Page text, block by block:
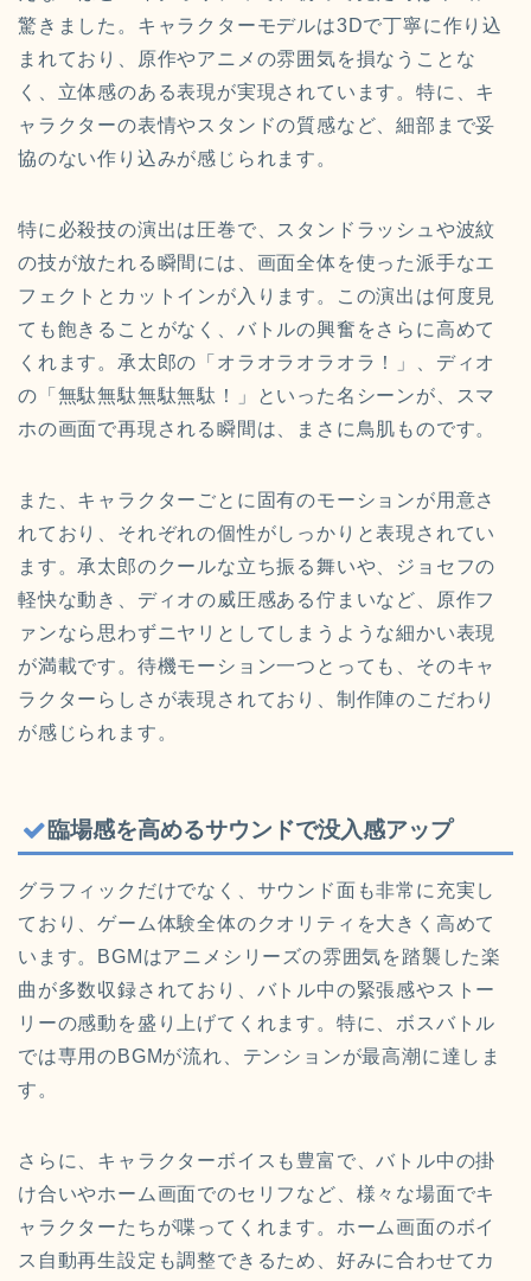
驚きました。キャラクターモデルは3Dで丁寧に作り込
まれており、原作やアニメの雰囲気を損なうことな
く、立体感のある表現が実現されています。特に、キ
ャラクターの表情やスタンドの質感など、細部まで妥
協のない作り込みが感じられます。
特に必殺技の演出は圧巻で、スタンドラッシュや波紋
の技が放たれる瞬間には、画面全体を使った派手なエ
フェクトとカットインが入ります。この演出は何度見
ても飽きることがなく、バトルの興奮をさらに高めて
くれます。承太郎の「オラオラオラオラ！」、ディオ
の「無駄無駄無駄無駄！」といった名シーンが、スマ
ホの画面で再現される瞬間は、まさに鳥肌ものです。
また、キャラクターごとに固有のモーションが用意さ
れており、それぞれの個性がしっかりと表現されてい
ます。承太郎のクールな立ち振る舞いや、ジョセフの
軽快な動き、ディオの威圧感ある佇まいなど、原作フ
ァンなら思わずニヤリとしてしまうような細かい表現
が満載です。待機モーション一つとっても、そのキャ
ラクターらしさが表現されており、制作陣のこだわり
が感じられます。
臨場感を高めるサウンドで没入感アップ
グラフィックだけでなく、サウンド面も非常に充実し
ており、ゲーム体験全体のクオリティを大きく高めて
います。BGMはアニメシリーズの雰囲気を踏襲した楽
曲が多数収録されており、バトル中の緊張感やストー
リーの感動を盛り上げてくれます。特に、ボスバトル
では専用のBGMが流れ、テンションが最高潮に達しま
す。
さらに、キャラクターボイスも豊富で、バトル中の掛
け合いやホーム画面でのセリフなど、様々な場面でキ
ャラクターたちが喋ってくれます。ホーム画面のボイ
ス自動再生設定も調整できるため、好みに合わせてカ